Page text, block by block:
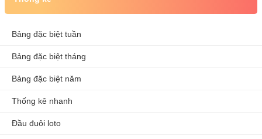
Bảng đặc biệt tuần
Bảng đặc biệt tháng
Bảng đặc biệt năm
Thống kê nhanh
Đầu đuôi loto